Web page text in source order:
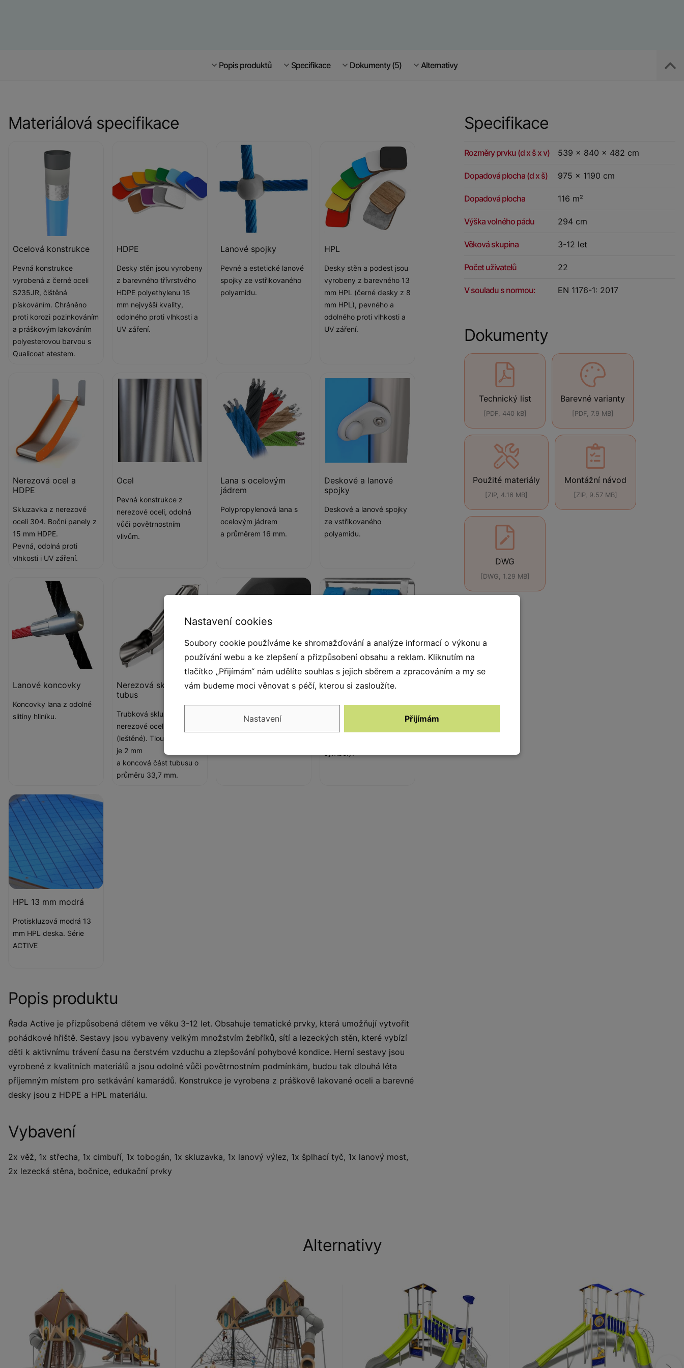
Popis produktů Specifikace Dokumenty (5) Alternativy
Specifikace
Rozměry prvku (d x š x v) 539 x 840 x 482 cm
Dopadová plocha (d x š) 975 x 1190 cm
Dopadová plocha 116 m²
Výška volného pádu 294 cm
Věková skupina 3-12 let
Počet uživatelů 22
V souladu s normou: EN 1176-1: 2017
Dokumenty
Technický list
[PDF, 440 kB]
Barevné varianty
[PDF, 7.9 MB]
Použité materiály
[ZIP, 4.16 MB]
Montážní návod
[ZIP, 9.57 MB]
DWG
[DWG, 1.29 MB]
Materiálová specifikace
Ocelová konstrukce
Pevná konstrukce
vyrobená z černé oceli
S235JR, čištěná
pískováním. Chráněno
proti korozi pozinkováním
a práškovým lakováním
polyesterovou barvou s
Qualicoat atestem.
HDPE
Desky stěn jsou vyrobeny
z barevného třívrstvého
HDPE polyethylenu 15
mm nejvyšší kvality,
odolného proti vlhkosti a
UV záření.
Lanové spojky
Pevné a estetické lanové
spojky ze vstřikovaného
polyamidu.
HPL
Desky stěn a podest jsou
vyrobeny z barevného 13
mm HPL (černé desky z 8
mm HPL), pevného a
odolného proti vlhkosti a
UV záření.
Nerezová ocel a
HDPE
Skluzavka z nerezové
oceli 304. Boční panely z
15 mm HDPE.
Pevná, odolná proti
vlhkosti i UV záření.
Ocel
Pevná konstrukce z
nerezové oceli, odolná
vůči povětrnostním
vlivům.
Lana s ocelovým
jádrem
Polypropylenová lana s
ocelovým jádrem
a průměrem 16 mm.
Deskové a lanové
spojky
Deskové a lanové spojky
ze vstřikovaného
polyamidu.
Lanové koncovky
Koncovky lana z odolné
slitiny hliníku.
Nerezová skluzavka
tubus
Trubková skluzavka z
nerezové oceli AISI 304
(leštěné). Tloušťka plechu
je 2 mm
a koncová část tubusu o
průměru 33,7 mm.
Koncovka
Koncovka z měkké pryže
Piškvorky
Hra piškvorky je
vyrobena z polyethylenu.
symboly.
HPL 13 mm modrá
Protiskluzová modrá 13
mm HPL deska. Série
ACTIVE
Popis produktu
Řada Active je přizpůsobená dětem ve věku 3-12 let. Obsahuje tematické prvky, která umožňují vytvořit
pohádkové hřiště. Sestavy jsou vybaveny velkým množstvím žebříků, sítí a lezeckých stěn, které vybízí
děti k aktivnímu trávení času na čerstvém vzduchu a zlepšování pohybové kondice. Herní sestavy jsou
vyrobené z kvalitních materiálů a jsou odolné vůči povětrnostním podmínkám, budou tak dlouhá léta
příjemným místem pro setkávání kamarádů. Konstrukce je vyrobena z práškově lakované oceli a barevné
desky jsou z HDPE a HPL materiálu.
Vybavení
2x věž, 1x střecha, 1x cimbuří, 1x tobogán, 1x skluzavka, 1x lanový výlez, 1x šplhací tyč, 1x lanový most,
2x lezecká stěna, bočnice, edukační prvky
Alternativy
Nastavení cookies
Soubory cookie používáme ke shromažďování a analýze informací o výkonu a
používání webu a ke zlepšení a přizpůsobení obsahu a reklam. Kliknutím na
tlačítko „Přijímám“ nám udělíte souhlas s jejich sběrem a zpracováním a my se
vám budeme moci věnovat s péčí, kterou si zasloužíte.
Nastavení Přijímám